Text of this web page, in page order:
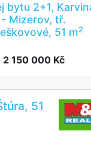
bytu 2+1,
- Mizerov, tř.
51 m2
2 150 000 Kč
51